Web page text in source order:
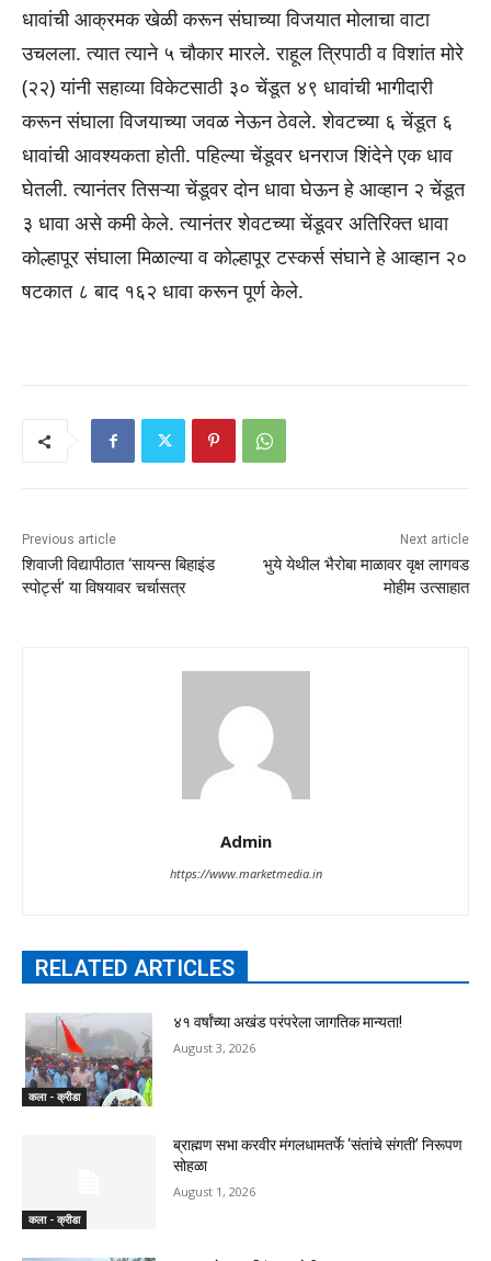
धावांची आक्रमक खेळी करून संघाच्या विजयात मोलाचा वाटा
उचलला. त्यात त्याने ५ चौकार मारले. राहूल त्रिपाठी व विशांत मोरे
(२२) यांनी सहाव्या विकेटसाठी ३० चेंडूत ४९ धावांची भागीदारी
करून संघाला विजयाच्या जवळ नेऊन ठेवले. शेवटच्या ६ चेंडूत ६
धावांची आवश्यकता होती. पहिल्या चेंडूवर धनराज शिंदेने एक धाव
घेतली. त्यानंतर तिसऱ्या चेंडूवर दोन धावा घेऊन हे आव्हान २ चेंडूत
३ धावा असे कमी केले. त्यानंतर शेवटच्या चेंडूवर अतिरिक्त धावा
कोल्हापूर संघाला मिळाल्या व कोल्हापूर टस्कर्स संघाने हे आव्हान २०
षटकात ८ बाद १६२ धावा करून पूर्ण केले.
Previous article
शिवाजी विद्यापीठात ‘सायन्स बिहाइंड
स्पोर्ट्स’ या विषयावर चर्चासत्र
Next article
भुये येथील भैरोबा माळावर वृक्ष लागवड
मोहीम उत्साहात
Admin
https://www.marketmedia.in
RELATED ARTICLES
कला - क्रीडा
४१ वर्षांच्या अखंड परंपरेला जागतिक मान्यता!
August 3, 2026
कला - क्रीडा
ब्राह्मण सभा करवीर मंगलधामतर्फे ‘संतांचे संगती’ निरूपण
सोहळा
August 1, 2026